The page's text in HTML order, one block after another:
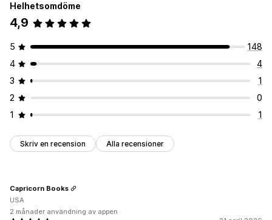
Helhetsomdöme
4,9
5
148
4
4
3
1
2
0
1
1
Skriv en recension Alla recensioner
Capricorn Books
USA
2 månader användning av appen